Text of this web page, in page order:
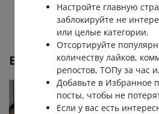
Еще от О, Курган
Настройте главную
заблокируйте не
или целые категории.
Отсортируйте
количеству лайков,
репостов, ТОПу за час
Добавьте в Избранное
посты, чтобы не
Если у вас есть